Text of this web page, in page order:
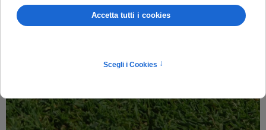
GARE, CIRCUITI, ISCRIZIONI E CLASSIFICHE